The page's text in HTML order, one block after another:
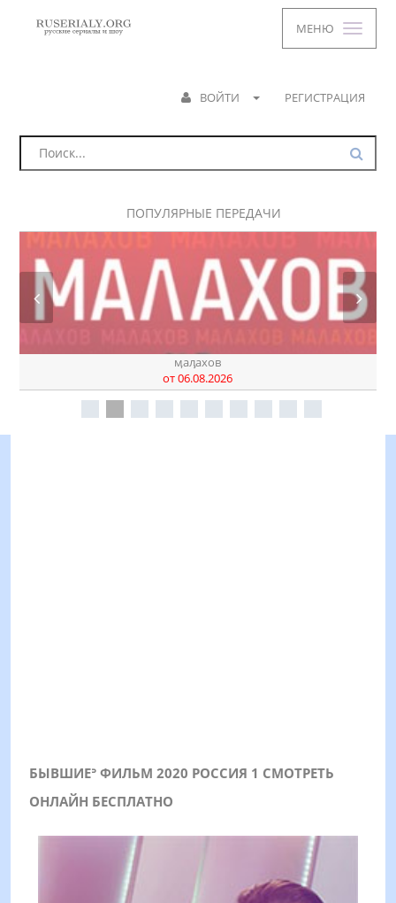
МЕНЮ
ВОЙТИ РЕГИСТРАЦИЯ
ПОПУЛЯРНЫЕ ПЕРЕДАЧИ
ӎаԓахов
от 06.08.2026
БЫВШИЕᐣ ФИЛЬМ 2020 РОССИЯ 1 СМОТРЕТЬ
ОНЛАЙН БЕСПЛАТНО